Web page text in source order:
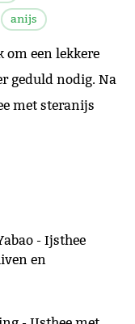
anijs
om een lekkere
geduld nodig. Na
met steranijs
- Ijsthee
en